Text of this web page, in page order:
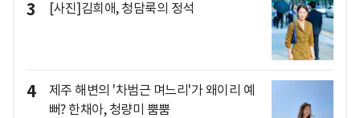
3 [사진]김희애, 청담룩의 정석
4
제주 해변의 '차범근 며느리'가 왜이리 예
뻐? 한채아, 청량미 뿜뿜